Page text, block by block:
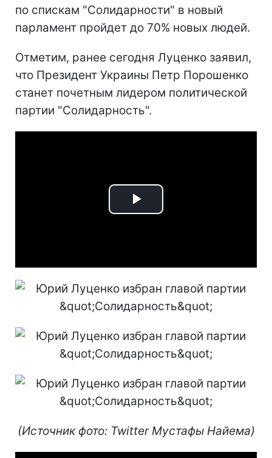
по спискам "Солидарности" в новый
парламент пройдет до 70% новых людей.
Отметим, ранее сегодня Луценко заявил,
что Президент Украины Петр Порошенко
станет почетным лидером политической
партии "Солидарность".
Play
(Источник фото: Twitter Мустафы Найема)